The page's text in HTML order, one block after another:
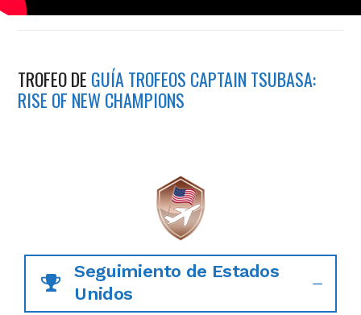
TROFEO DE GUÍA TROFEOS CAPTAIN TSUBASA:
RISE OF NEW CHAMPIONS
Seguimiento de Estados
Unidos